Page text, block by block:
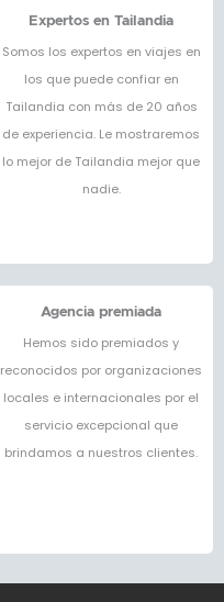
Expertos en Tailandia
Somos los expertos en viajes en
los que puede confiar en
Tailandia con más de 20 años
de experiencia. Le mostraremos
lo mejor de Tailandia mejor que
nadie.
Agencia premiada
Hemos sido premiados y
reconocidos por organizaciones
locales e internacionales por el
servicio excepcional que
brindamos a nuestros clientes.